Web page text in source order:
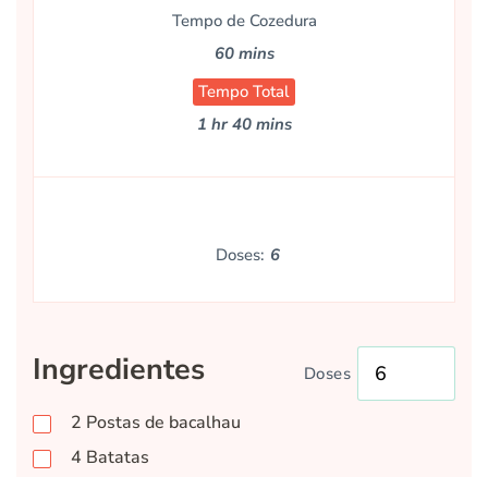
Tempo de Cozedura
60 mins
Tempo Total
1 hr 40 mins
Doses: 6
Ingredientes Doses
2 Postas de bacalhau
4 Batatas